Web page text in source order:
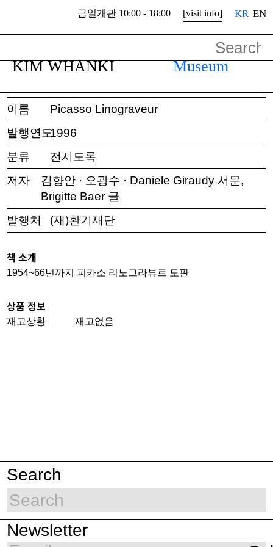
금일개관 10:00 - 18:00 [visit info] KR EN
KIM WHANKI Museum
운영소개
미술관
전시
관람안내
이름
Picasso Linograveur
발행연도1996
분류
전시도록
저자
김향안 · 오광수 · Daniele Giraudy 서문,
Brigitte Baer 글
발행처
(재)환기재단
책 소개
1954~66년까지 피카소 리노그라뷰르 도판
상품 정보
재고상황 재고없음
Search
Newsletter